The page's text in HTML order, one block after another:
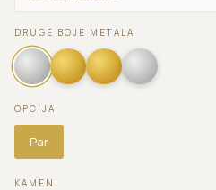
DRUGE BOJE METALA
OPCIJA
Par
KAMENI